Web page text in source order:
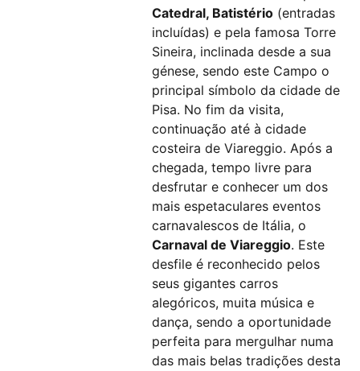
Catedral, Batistério (entradas
incluídas) e pela famosa Torre
Sineira, inclinada desde a sua
génese, sendo este Campo o
principal símbolo da cidade de
Pisa. No fim da visita,
continuação até à cidade
costeira de Viareggio. Após a
chegada, tempo livre para
desfrutar e conhecer um dos
mais espetaculares eventos
carnavalescos de Itália, o
Carnaval de Viareggio. Este
desfile é reconhecido pelos
seus gigantes carros
alegóricos, muita música e
dança, sendo a oportunidade
perfeita para mergulhar numa
das mais belas tradições desta